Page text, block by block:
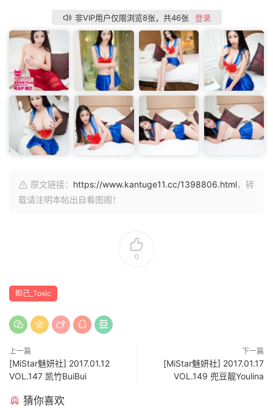
非VIP用户仅限浏览8张，共46张 登录
原文链接： https://www.kantuge11.cc/1398806.html，转
载请注明本帖出自看图阁！
0
妲己_Toxic
上一篇
[MiStar魅妍社] 2017.01.12
VOL.147 凯竹BuiBui
下一篇
[MiStar魅妍社] 2017.01.17
VOL.149 兜豆靓Youlina
猜你喜欢